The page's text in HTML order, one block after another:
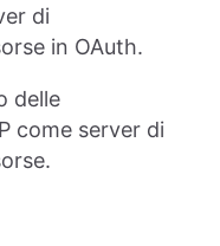
di
in OAuth.
delle
come server di